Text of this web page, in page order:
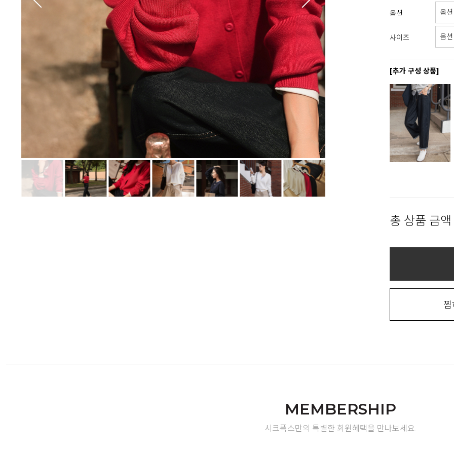
옵션
사이즈
[추가 구성 상품]
총 상품 금액
찜
MEMBERSHIP
시크폭스만의 특별한 회원혜택을 만나보세요.